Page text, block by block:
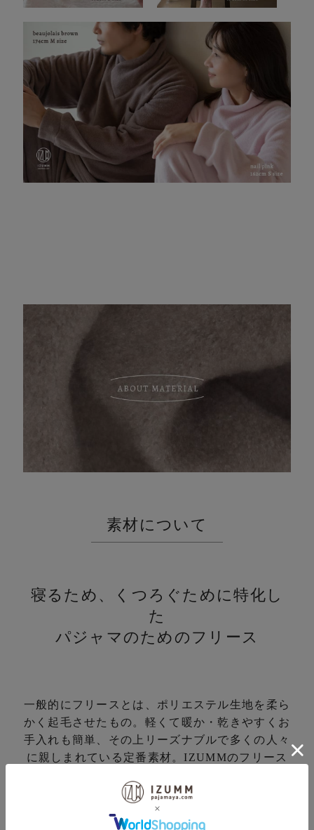
素材について
寝るため、くつろぐために特化し
た
パジャマのためのフリース
一般的にフリースとは、ポリエステル生地を柔ら
かく起毛させたもの。 軽くて暖か・乾きやすくお
手入れも簡単、その上リーズナブルで多くの人々
に親しまれている定番素材。 IZUMMのフリース
い快適さを備えています。